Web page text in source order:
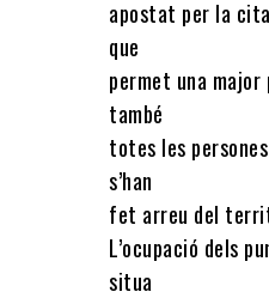
apostat per la
que
permet una
també
totes les
s’han
fet arreu del
L’ocupació dels
situa